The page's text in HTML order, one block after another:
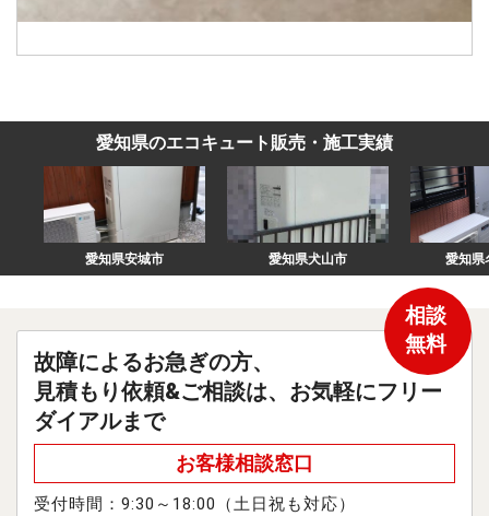
愛知県のエコキュート販売・施工実績
愛知県安城市 愛知県犬山市 愛知県名古屋市
故障によるお急ぎの方、
見積もり依頼&ご相談は、お気軽にフリー
ダイアルまで
お客様相談窓口
受付時間：9:30～18:00（土日祝も対応）
相談
無料